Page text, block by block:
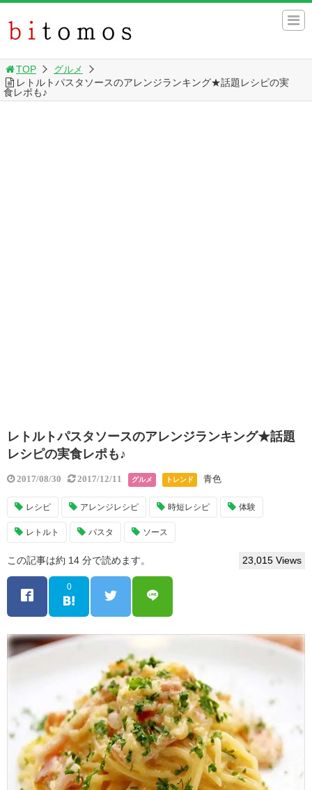
TOP
グルメ
レトルトパスタソースのアレンジランキング★話題レシピの実
食レポも♪
レトルトパスタソースのアレンジランキング★話題
レシピの実食レポも♪
2017/08/30 2017/12/11 グルメ トレンド 青色
レシピ アレンジレシピ 時短レシピ 体験
レトルト パスタ ソース
この記事は約 14 分で読めます。 23,015 Views
0